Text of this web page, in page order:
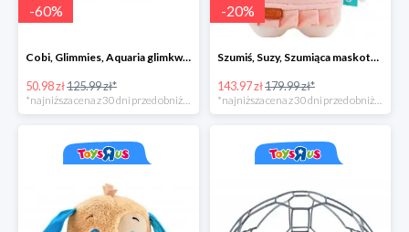
-60%
Cobi, Glimmies, Aquaria glimkwarium, różne rodzaje
50.98 zł125.99 zł*
*najniższa cena z 30 dni przed obniżką
-20%
Szumiś, Suzy, Szumiąca maskotka z czujnikiem snu
143.97 zł179.99 zł*
*najniższa cena z 30 dni przed obniżką